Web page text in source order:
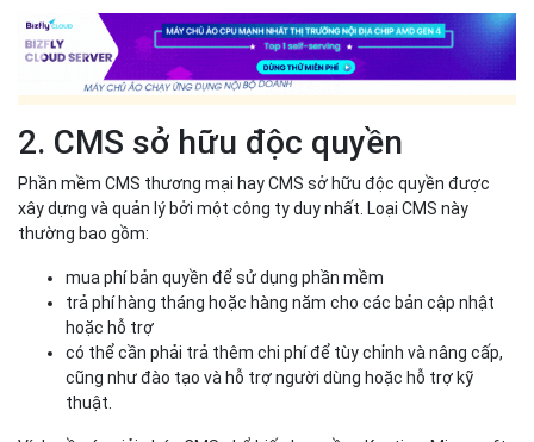
trả phí hàng tháng hoặc hàng năm cho các bản cập nhật
hoặc hỗ trợ
có thể cần phải trả thêm chi phí để tùy chỉnh và nâng cấp,
cũng như đào tạo và hỗ trợ người dùng hoặc hỗ trợ kỹ
thuật.
Ví dụ về các giải pháp CMS phổ biến bao gồm: Kentico, Microsoft
SharePoint, IBM Enterprise Content Management, Pulse CMS,
Sitecore, Shopify…
Bạn có thể tùy chỉnh CMS độc quyền với các chức năng tích hợp,
và có thể phải trả thêm phí.
Nếu bạn đang tìm kiếm CMS cho một trang web hoàn toàn mới,
tốt nhất bạn nên chọn một giải pháp có tất cả các tính năng và
chức năng quan trọng để đáp ứng nhu cầu kinh doanh hiện tại và
tương lai của bạn.